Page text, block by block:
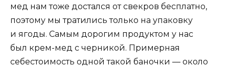
мед нам тоже достался от свекров бесплатно,
поэтому мы тратились только на упаковку
и ягоды. Самым дорогим продуктом у нас
был крем-мед с черникой. Примерная
себестоимость одной такой баночки — около